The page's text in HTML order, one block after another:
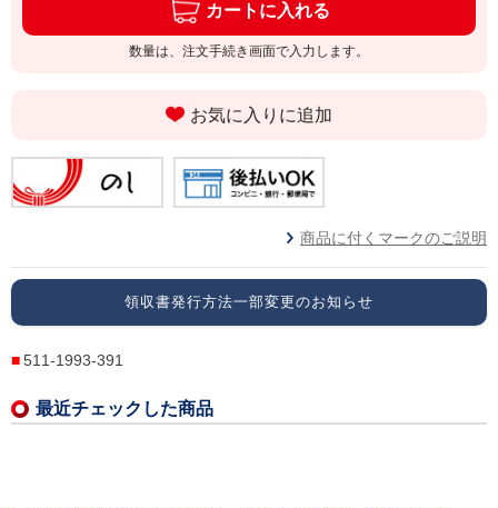
カートに入れる
数量は、注文手続き画面で入力します。
お気に入りに追加
商品に付くマークのご説明
領収書発行方法一部変更のお知らせ
511-1993-391
最近チェックした商品